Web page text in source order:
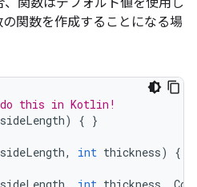
関数はデフォルト値を使用し
関数を作成することになる場
this in Kotlin!
sideLength) { }
sideLength, int thickness) {